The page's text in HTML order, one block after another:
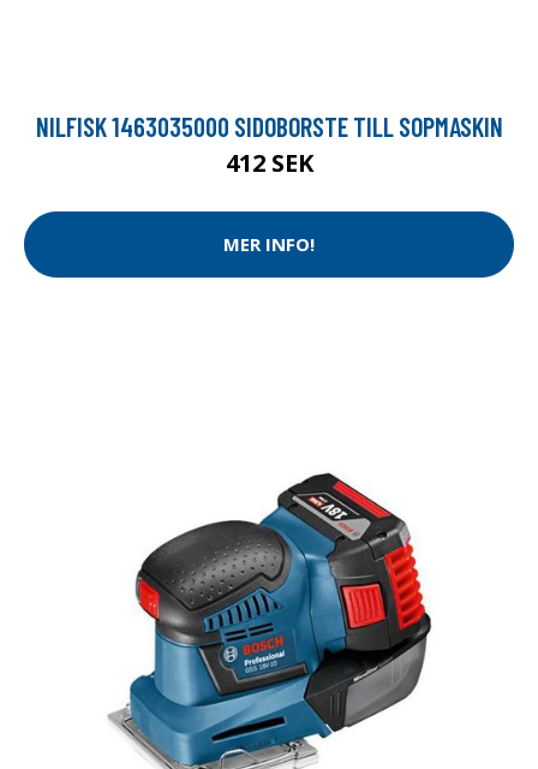
NILFISK 1463035000 SIDOBORSTE TILL SOPMASKIN
412 SEK
MER INFO!